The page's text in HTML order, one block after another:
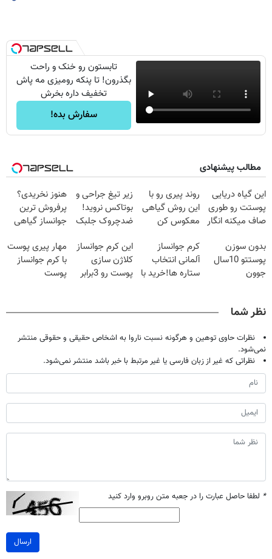
تابستون رو خنک و راحت
بگذرون! تا پنکه رومیزی مه پاش
تخفیف داره بخرش
سفارش بده!
مطالب پیشنهادی
این گیاه دریایی
پوستت رو طوری
صاف میکنه انگار
شدی🔥
روند پیری رو با
این روش گیاهی
معکوس کن
زیر تیغ جراحی و
بوتاکس نروید!
ضدچروک جلبک
هنوز نخریدی؟
پرفروش ترین
جوانساز گیاهی
بدون سوزن
پوستتو 10سال
جوون
کرم جوانساز
آلمانی انتخاب
ستاره ها!خرید با
این کرم جوانساز
کلاژن سازی
پوست رو 3برابر
مهار پیری پوست
با کرم جوانساز
پوست
نظر شما
نظرات حاوی توهین و هرگونه نسبت ناروا به اشخاص حقیقی و حقوقی منتشر
نمی‌شود.
نظراتی که غیر از زبان فارسی یا غیر مرتبط با خبر باشد منتشر نمی‌شود.
* لطفا حاصل عبارت را در جعبه متن روبرو وارد کنید
ارسال